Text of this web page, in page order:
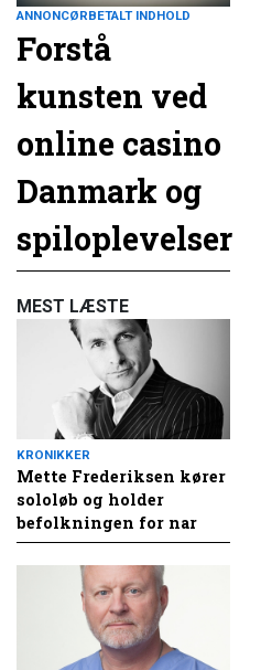
ANNONCØRBETALT INDHOLD
Forstå
kunsten ved
online casino
Danmark og
spiloplevelser
MEST LÆSTE
KRONIKKER
Mette Frederiksen kører
sololøb og holder
befolkningen for nar